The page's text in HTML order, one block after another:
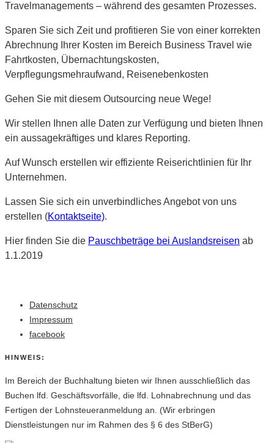
Travelmanagements – während des gesamten Prozesses.
Sparen Sie sich Zeit und profitieren Sie von einer korrekten
Abrechnung Ihrer Kosten im Bereich Business Travel wie
Fahrtkosten, Übernachtungskosten,
Verpflegungsmehraufwand, Reisenebenkosten
Gehen Sie mit diesem Outsourcing neue Wege!
Wir stellen Ihnen alle Daten zur Verfügung und bieten Ihnen
ein aussagekräftiges und klares Reporting.
Auf Wunsch erstellen wir effiziente Reiserichtlinien für Ihr
Unternehmen.
Lassen Sie sich ein unverbindliches Angebot von uns
erstellen (Kontaktseite).
Hier finden Sie die Pauschbeträge bei Auslandsreisen ab
1.1.2019
Datenschutz
Impressum
facebook
HINWEIS:
Im Bereich der Buchhaltung bieten wir Ihnen ausschließlich das
Buchen lfd. Geschäftsvorfälle, die lfd. Lohnabrechnung und das
Fertigen der Lohnsteueranmeldung an. (Wir erbringen
Dienstleistungen nur im Rahmen des § 6 des StBerG)